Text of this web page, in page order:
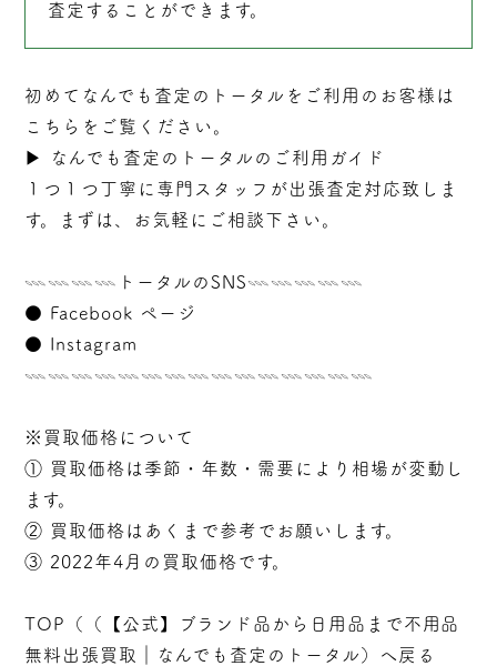
査定することができます。
初めてなんでも査定のトータルをご利用のお客様は
こちらをご覧ください。
▶︎
なんでも査定のトータルのご利用ガイド
１つ１つ丁寧に専門スタッフが出張査定対応致しま
す。まずは、お気軽にご相談下さい。
𓇠𓇠𓇠𓇠トータルのSNS𓇠𓇠𓇠𓇠𓇠
● Facebook ページ
●
Instagram
𓇠𓇠𓇠𓇠𓇠𓇠𓇠𓇠𓇠𓇠𓇠𓇠𓇠𓇠𓇠
※買取価格について
① 買取価格は季節・年数・需要により相場が変動し
ます。
② 買取価格はあくまで参考でお願いします。
③ 2022年4月の買取価格です。
TOP（（
【公式】ブランド品から日用品まで不用品
無料出張買取｜なんでも査定のトータル ）へ戻る